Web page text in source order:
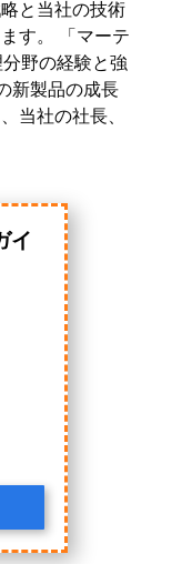
と当社の技術
す。 「マーテ
野の経験と強
新製品の成長
当社の社長、
イ